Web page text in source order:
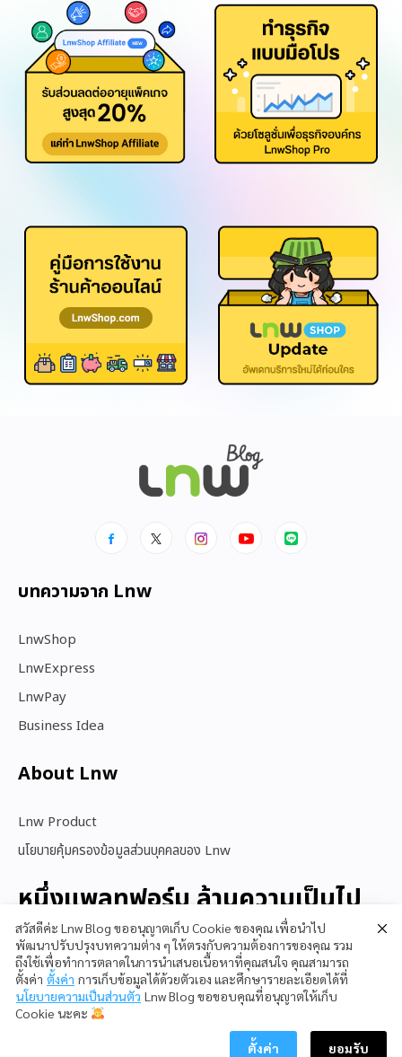
บทความจาก Lnw
LnwShop
LnwExpress
LnwPay
Business Idea
About Lnw​
Lnw Product
นโยบายคุ้มครองข้อมูลส่วนบุคคลของ Lnw
หนึ่งแพลทฟอร์ม ล้านความเป็นไป
ได้
สนใจใช้ LnwShop
สวัสดีค่ะ Lnw Blog ขออนุญาตเก็บ Cookie ของคุณ เพื่อนำไป
พัฒนาปรับปรุงบทความต่าง ๆ ให้ตรงกับความต้องการของคุณ รวม
ถึงใช้เพื่อทำการตลาดในการนำเสนอเนื้อหาที่คุณสนใจ คุณสามารถ
ตั้งค่า ตั้งค่า การเก็บข้อมูลได้ด้วยตัวเอง และศึกษารายละเอียดได้ที่
นโยบายความเป็นส่วนตัว Lnw Blog ขอขอบคุณที่อนุญาตให้เก็บ
Cookie นะคะ
ตั้งค่า ยอมรับ